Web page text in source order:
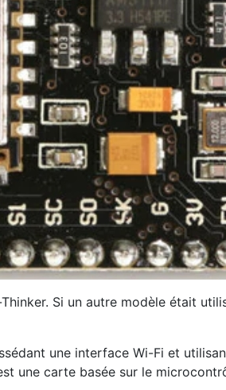
Si un autre modèle était
une interface Wi-Fi et
une carte basée sur le